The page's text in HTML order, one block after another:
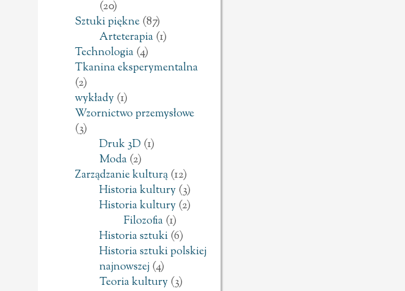
(20)
Sztuki piękne(87)
Arteterapia(1)
Technologia(4)
Tkanina eksperymentalna
(2)
wykłady(1)
Wzornictwo przemysłowe
(3)
Druk 3D (1)
Moda(2)
Zarządzanie kulturą(12)
Historia kultury(3)
Historia kultury(2)
Filozofia(1)
Historia sztuki(6)
Historia sztuki polskiej
najnowszej(4)
Teoria kultury(3)